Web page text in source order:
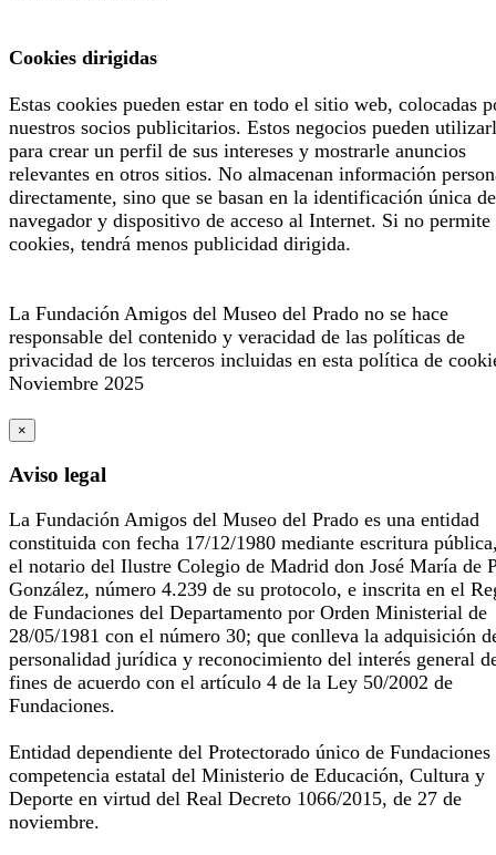
Cookies dirigidas
Estas cookies pueden estar en todo el sitio web, colocadas
nuestros socios publicitarios. Estos negocios pueden
para crear un perfil de sus intereses y mostrarle anuncios
relevantes en otros sitios. No almacenan información
directamente, sino que se basan en la identificación única
navegador y dispositivo de acceso al Internet. Si no permite
cookies, tendrá menos publicidad dirigida.
La Fundación Amigos del Museo del Prado no se hace
responsable del contenido y veracidad de las políticas de
privacidad de los terceros incluidas en esta política de
Noviembre 2025
×
Aviso legal
La Fundación Amigos del Museo del Prado es una entidad
constituida con fecha 17/12/1980 mediante escritura
el notario del Ilustre Colegio de Madrid don José María de
González, número 4.239 de su protocolo, e inscrita en el
de Fundaciones del Departamento por Orden Ministerial de
28/05/1981 con el número 30; que conlleva la adquisición
personalidad jurídica y reconocimiento del interés general
fines de acuerdo con el artículo 4 de la Ley 50/2002 de
Fundaciones.
Entidad dependiente del Protectorado único de Fundaciones
competencia estatal del Ministerio de Educación, Cultura y
Deporte en virtud del Real Decreto 1066/2015, de 27 de
noviembre.